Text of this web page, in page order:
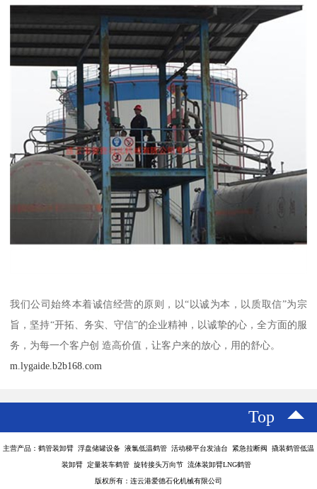
我们公司始终本着诚信经营的原则，以“以诚为本，以质取信”为宗
旨，坚持“开拓、务实、守信”的企业精神，以诚挚的心，全方面的服
务，为每一个客户创 造高价值，让客户来的放心，用的舒心。
m.lygaide.b2b168.com
Top
主营产品：鹤管装卸臂 浮盘储罐设备 液氯低温鹤管 活动梯平台发油台 紧急拉断阀 撬装鹤管低温
装卸臂 定量装车鹤管 旋转接头万向节 流体装卸臂LNG鹤管
版权所有：连云港爱德石化机械有限公司